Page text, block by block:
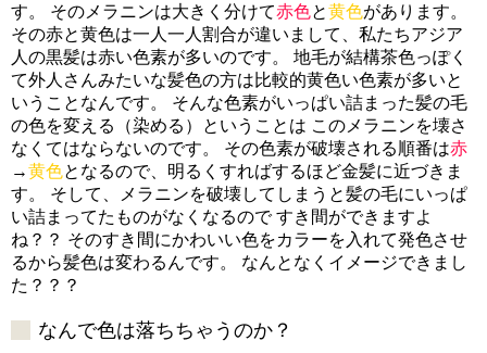
す。 そのメラニンは大きく分けて赤色と黄色があります。
その赤と黄色は一人一人割合が違いまして、私たちアジア
人の黒髪は赤い色素が多いのです。 地毛が結構茶色っぽく
て外人さんみたいな髪色の方は比較的黄色い色素が多いと
いうことなんです。 そんな色素がいっぱい詰まった髪の毛
の色を変える（染める）ということは このメラニンを壊さ
なくてはならないのです。 その色素が破壊される順番は赤
→黄色となるので、明るくすればするほど金髪に近づきま
す。 そして、メラニンを破壊してしまうと髪の毛にいっぱ
い詰まってたものがなくなるので すき間ができますよ
ね？？ そのすき間にかわいい色をカラーを入れて発色させ
るから髪色は変わるんです。 なんとなくイメージできまし
た？？？
なんで色は落ちちゃうのか？